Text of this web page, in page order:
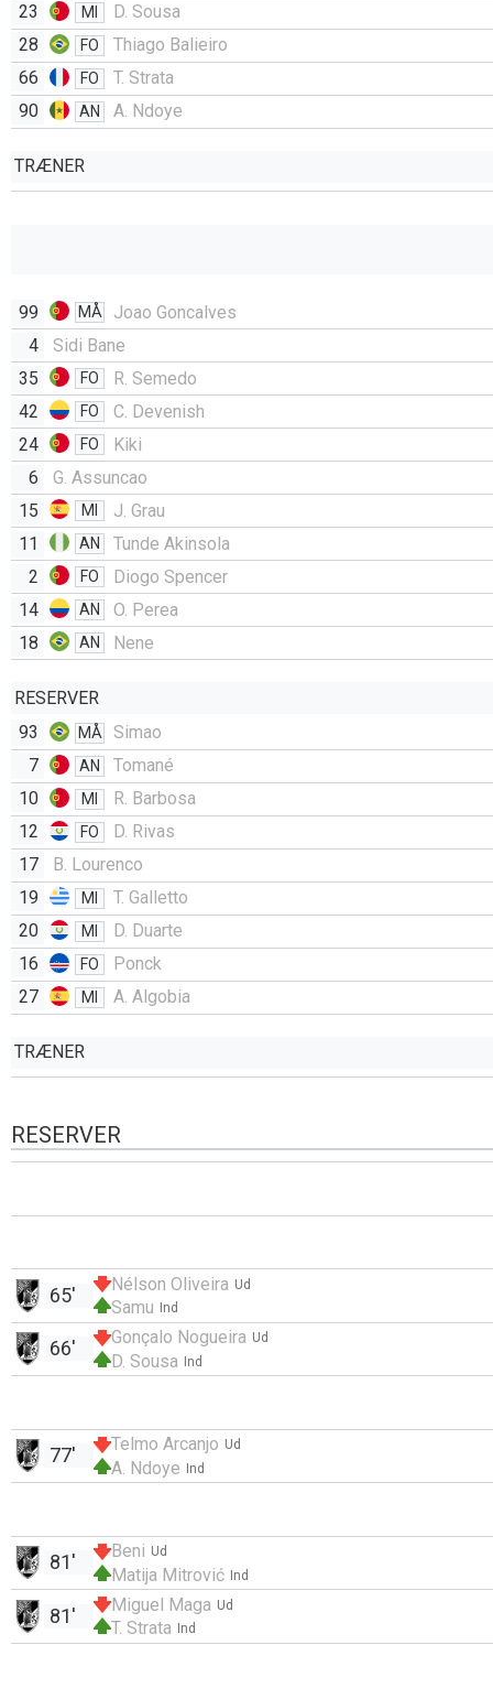
23
MI
D. Sousa
28
FO
Thiago Balieiro
66
FO
T. Strata
90
AN A. Ndoye
TRÆNER
99 MÅ
Joao Goncalves
4
Sidi Bane
35
FO
R. Semedo
42
FO
C. Devenish
24
FO
Kiki
6
G. Assuncao
15
MI
J. Grau
11
AN
Tunde Akinsola
2
FO
Diogo Spencer
14
AN
O. Perea
18
AN Nene
RESERVER
93
MÅ
Simao
7
AN
Tomané
10
MI
R. Barbosa
12
FO
D. Rivas
17
B. Lourenco
19
MI
T. Galletto
20
MI
D. Duarte
16
FO
Ponck
27
MI A. Algobia
TRÆNER
RESERVER
Ud
Nélson Oliveira
Ind
Samu
65'
Ud
Gonçalo Nogueira
Ind
D. Sousa
66'
Ud
Telmo Arcanjo
Ind
A. Ndoye
77'
Ud
Beni
Ind
Matija Mitrović
81'
Ud
Miguel Maga
Ind
T. Strata
81'